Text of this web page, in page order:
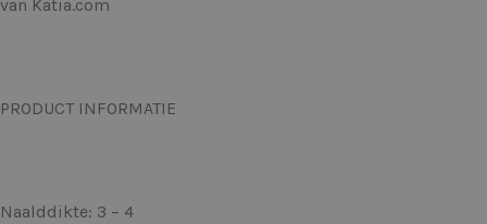
van Katia.com
PRODUCT INFORMATIE
Naalddikte: 3 – 4